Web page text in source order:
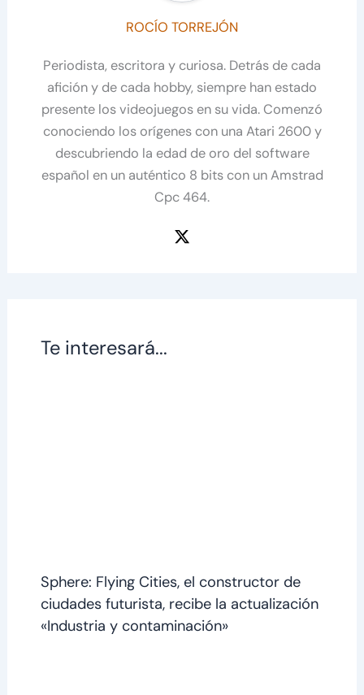
ROCÍO TORREJÓN
Periodista, escritora y curiosa. Detrás de cada
afición y de cada hobby, siempre han estado
presente los videojuegos en su vida. Comenzó
conociendo los orígenes con una Atari 2600 y
descubriendo la edad de oro del software
español en un auténtico 8 bits con un Amstrad
Cpc 464.
Te interesará...
Sphere: Flying Cities, el constructor de
ciudades futurista, recibe la actualización
«Industria y contaminación»